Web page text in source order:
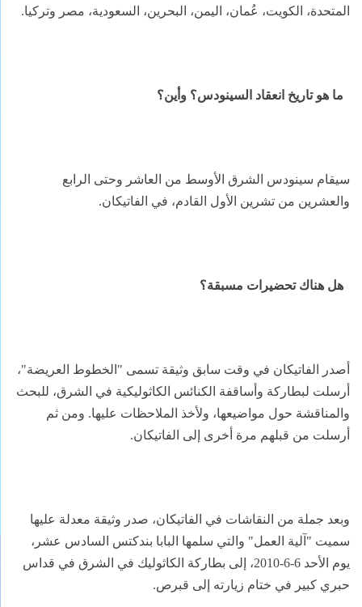
المتحدة، الكويت، عُمان، اليمن، البحرين، السعودية، مصر وتركيا.
ما هو تاريخ انعقاد السينودس؟ وأين؟
سيقام سينودس الشرق الأوسط من العاشر وحتى الرابع
والعشرين من تشرين الأول القادم، في الفاتيكان.
هل هناك تحضيرات مسبقة؟
أصدر الفاتيكان في وقت سابق وثيقة تسمى "الخطوط العريضة"،
أرسلت لبطاركة وأساقفة الكنائس الكاثوليكية في الشرق، للبحث
والمناقشة حول مواضيعها، ولأخذ الملاحظات عليها. ومن ثم
أرسلت من قبلهم مرة أخرى إلى الفاتيكان.
وبعد جملة من النقاشات في الفاتيكان، صدر وثيقة معدلة عليها
سميت "آلية العمل" والتي سلمها البابا بندكتس السادس عشر،
يوم الأحد 6-6-2010، إلى بطاركة الكاثوليك في الشرق في قداس
حبري كبير في ختام زيارته إلى قبرص.